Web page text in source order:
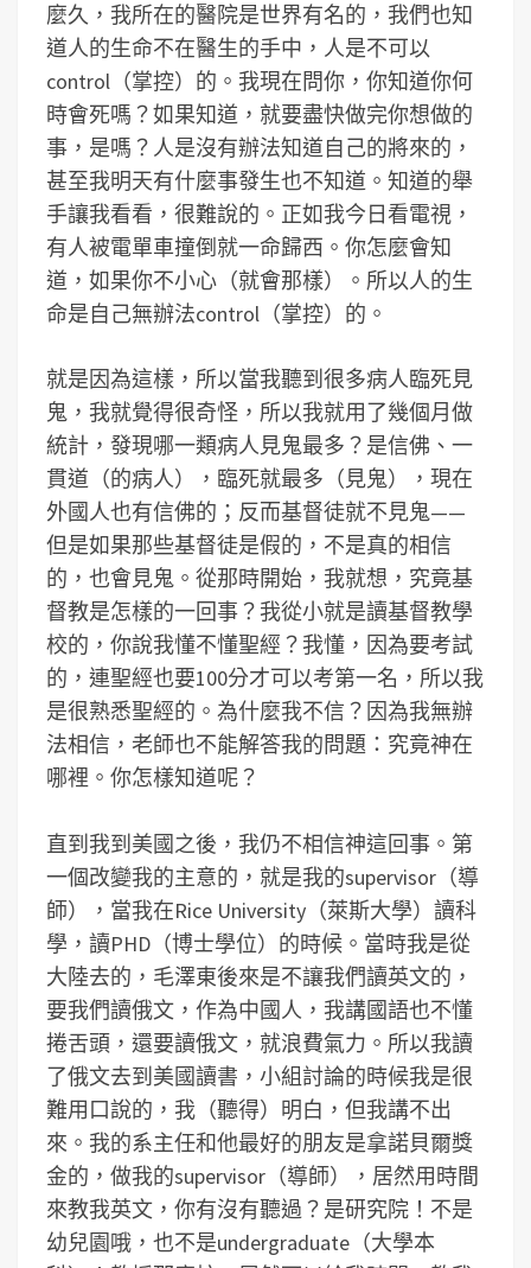
麼久，我所在的醫院是世界有名的，我們也知
道人的生命不在醫生的手中，人是不可以
control（掌控）的。我現在問你，你知道你何
時會死嗎？如果知道，就要盡快做完你想做的
事，是嗎？人是沒有辦法知道自己的將來的，
甚至我明天有什麼事發生也不知道。知道的舉
手讓我看看，很難說的。正如我今日看電視，
有人被電單車撞倒就一命歸西。你怎麼會知
道，如果你不小心（就會那樣）。所以人的生
命是自己無辦法control（掌控）的。
就是因為這樣，所以當我聽到很多病人臨死見
鬼，我就覺得很奇怪，所以我就用了幾個月做
統計，發現哪一類病人見鬼最多？是信佛、一
貫道（的病人），臨死就最多（見鬼），現在
外國人也有信佛的；反而基督徒就不見鬼——
但是如果那些基督徒是假的，不是真的相信
的，也會見鬼。從那時開始，我就想，究竟基
督教是怎樣的一回事？我從小就是讀基督教學
校的，你說我懂不懂聖經？我懂，因為要考試
的，連聖經也要100分才可以考第一名，所以我
是很熟悉聖經的。為什麼我不信？因為我無辦
法相信，老師也不能解答我的問題：究竟神在
哪裡。你怎樣知道呢？
直到我到美國之後，我仍不相信神這回事。第
一個改變我的主意的，就是我的supervisor（導
師），當我在Rice University（萊斯大學）讀科
學，讀PHD（博士學位）的時候。當時我是從
大陸去的，毛澤東後來是不讓我們讀英文的，
要我們讀俄文，作為中國人，我講國語也不懂
捲舌頭，還要讀俄文，就浪費氣力。所以我讀
了俄文去到美國讀書，小組討論的時候我是很
難用口說的，我（聽得）明白，但我講不出
來。我的系主任和他最好的朋友是拿諾貝爾獎
金的，做我的supervisor（導師），居然用時間
來教我英文，你有沒有聽過？是研究院！不是
幼兒園哦，也不是undergraduate（大學本